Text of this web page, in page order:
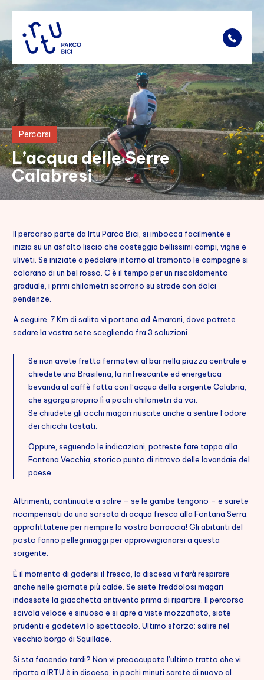
Noleggio
Tariffe
Parco Bici
Percorsi
Dove siamo
English
Percorsi
L’acqua delle Serre
Calabresi
Il percorso parte da Irtu Parco Bici, si imbocca facilmente e
inizia su un asfalto liscio che costeggia bellissimi campi, vigne e
uliveti. Se iniziate a pedalare intorno al tramonto le campagne si
colorano di un bel rosso. C’è il tempo per un riscaldamento
graduale, i primi chilometri scorrono su strade con dolci
pendenze.
A seguire, 7 Km di salita vi portano ad Amaroni, dove potrete
sedare la vostra sete scegliendo fra 3 soluzioni.
Se non avete fretta fermatevi al bar nella piazza centrale e
chiedete una Brasilena, la rinfrescante ed energetica
bevanda al caffè fatta con l’acqua della sorgente Calabria,
che sgorga proprio lì a pochi chilometri da voi.
Se chiudete gli occhi magari riuscite anche a sentire l’odore
dei chicchi tostati.
Oppure, seguendo le indicazioni, potreste fare tappa alla
Fontana Vecchia, storico punto di ritrovo delle lavandaie del
paese.
Altrimenti, continuate a salire – se le gambe tengono – e sarete
ricompensati da una sorsata di acqua fresca alla Fontana Serra:
approfittatene per riempire la vostra borraccia! Gli abitanti del
posto fanno pellegrinaggi per approvvigionarsi a questa
sorgente.
È il momento di godersi il fresco, la discesa vi farà respirare
anche nelle giornate più calde. Se siete freddolosi magari
indossate la giacchetta antivento prima di ripartire. Il percorso
scivola veloce e sinuoso e si apre a viste mozzafiato, siate
prudenti e godetevi lo spettacolo. Ultimo sforzo: salire nel
vecchio borgo di Squillace.
Si sta facendo tardi? Non vi preoccupate l’ultimo tratto che vi
riporta a IRTU è in discesa, in pochi minuti sarete di nuovo al